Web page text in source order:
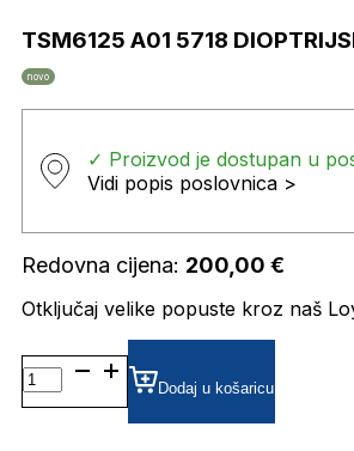
TSM6125 A01 5718
novo
✓ Proizvod je dostupan u
Vidi popis poslovnica >
Redovna cijena: 200,00 €
Otključaj velike popuste kroz naš
TSM6125
A01
5718
Dodaj u košaricu